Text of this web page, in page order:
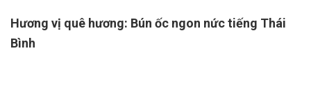
Hương vị quê hương: Bún ốc ngon nức tiếng Thái
Bình